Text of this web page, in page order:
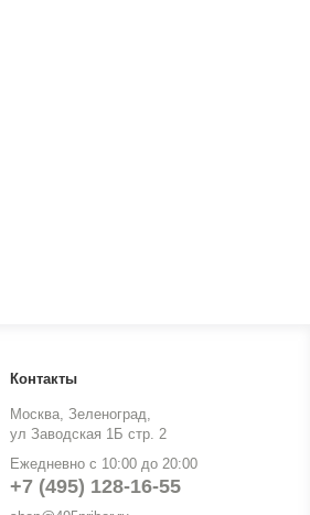
Контакты
Москва, Зеленоград,
ул Заводская 1Б стр. 2
Ежедневно с 10:00 до 20:00
+7 (495) 128-16-55